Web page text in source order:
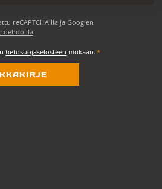
reCAPTCHA:lla ja Googlen
.
tietosuojaselosteen mukaan. *